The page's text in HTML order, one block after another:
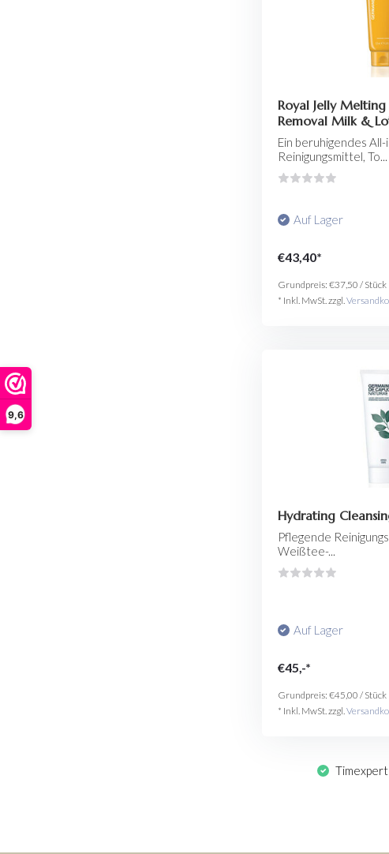
9,6
Royal Jelly
Removal Milk &
Ein beruhigendes
Reinigungsmittel, To...
Auf Lager
€43,40*
Grundpreis: €37,50 / Stück
* Inkl. MwSt. zzgl.
Hydrating
Pflegende
Weißtee-...
Auf Lager
€45,-*
Grundpreis: €45,00 / Stück
* Inkl. MwSt. zzgl.